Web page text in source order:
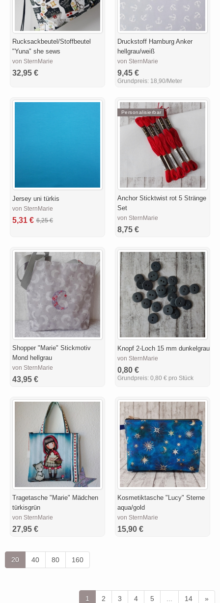
Rucksackbeutel/Stoffbeutel
"Yuna" she sews
von SternMarie
32,95 €
Druckstoff Hamburg Anker
hellgrau/weiß
von SternMarie
9,45 €
Grundpreis: 18,90/Meter
Jersey uni türkis
von SternMarie
5,31 € 6,25 €
Personalisierbar
Anchor Sticktwist rot 5 Stränge
Set
von SternMarie
8,75 €
Shopper "Marie" Stickmotiv
Mond hellgrau
von SternMarie
43,95 €
Knopf 2-Loch 15 mm dunkelgrau
von SternMarie
0,80 €
Grundpreis: 0,80 € pro Stück
Tragetasche "Marie" Mädchen
türkisgrün
von SternMarie
27,95 €
Kosmetiktasche "Lucy" Sterne
aqua/gold
von SternMarie
15,90 €
20 40 80 160
1 2 3 4 5 14 »